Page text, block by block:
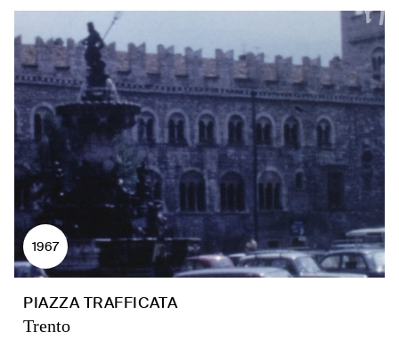
1967
PIAZZA TRAFFICATA
Trento